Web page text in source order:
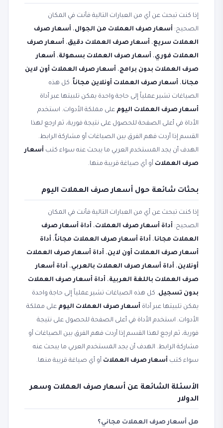
إذا كنت تبحث عن أي من العبارات التالية فأنت في المكان
الصحيح: أسعار صرف العملات من الجوال، أسعار صرف
العملات سريع، أسعار صرف العملات دقيق، أسعار صرف
العملات فوري، أسعار صرف العملات بسهولة، أسعار
صرف العملات بدون برامج، أسعار صرف العملات أون لاين
مجانا، أسعار صرف العملات أونلاين مجاناً. كل هذه
الصياغات تشير عملياً إلى حاجة واحدة يمكن تلبيتها عبر أداة
أسعار صرف العملات اليوم على مملكة الأدوات. استخدم
الأداة في أعلى الصفحة للحصول على نتيجة فورية، ثم ارجع لهذا
القسم إذا أردت فهم الفرق بين الصياغات أو مشاركة الرابط.
الهدف أن يجد المستخدم العربي ما يبحث عنه سواء كتب أسعار
صرف العملات أو أي صياغة قريبة منها.
بحثات شائعة حول أسعار صرف العملات اليوم
إذا كنت تبحث عن أي من العبارات التالية فأنت في المكان
الصحيح: أداة أسعار صرف العملات، أداة أسعار صرف
العملات مجانا، أداة أسعار صرف العملات مجاناً، أداة
أسعار صرف العملات أون لاين، أداة أسعار صرف العملات
أونلاين، أداة أسعار صرف العملات بالعربي، أداة أسعار
صرف العملات باللغة العربية، أداة أسعار صرف العملات
بدون تسجيل. كل هذه الصياغات تشير عملياً إلى حاجة واحدة
يمكن تلبيتها عبر أداة أسعار صرف العملات اليوم على مملكة
الأدوات. استخدم الأداة في أعلى الصفحة للحصول على نتيجة
فورية، ثم ارجع لهذا القسم إذا أردت فهم الفرق بين الصياغات أو
مشاركة الرابط. الهدف أن يجد المستخدم العربي ما يبحث عنه
سواء كتب أسعار صرف العملات أو أي صياغة قريبة منها.
الأسئلة الشائعة عن أسعار صرف العملات وسعر
الدولار
هل أسعار صرف العملات مجاني؟